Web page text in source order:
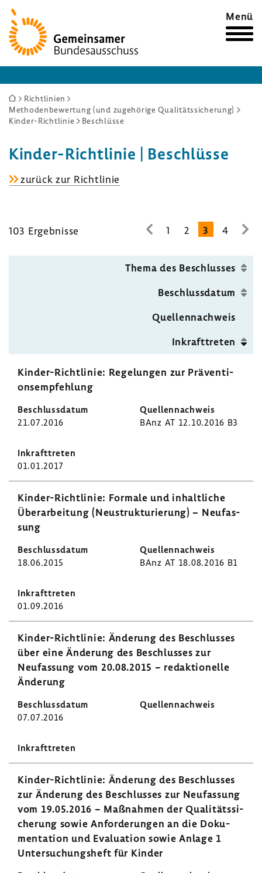
Zur
Startseite
Menü
Sie
sind
Richtlinien
Methodenbewertung (und zugehörige Qualitätssicherung)
Kinder-Richtlinie
Beschlüsse
Kinder-​Richtlinie | Beschlüsse
zurück zur Richt­linie
103 Ergeb­nisse
zur
rigen
Seite
1 2 3 4
zur
Thema des Beschlusses
Beschluss­datum
Quel­len­nach­weis
Inkraft­treten
Kinder-​Richtlinie: Rege­lungen zur Präven­ti­
ons­emp­feh­lung
21.07.2016 BAnz AT 12.10.2016 B3
01.01.2017
Kinder-​Richtlinie: Formale und inhalt­liche
Über­ar­bei­tung (Neustruk­tu­rie­rung) − Neufas­
sung
18.06.2015 BAnz AT 18.08.2016 B1
01.09.2016
Kinder-​Richtlinie: Ände­rung des Beschlusses
über eine Ände­rung des Beschlusses zur
Neufas­sung vom 20.08.2015 − redak­tio­nelle
Ände­rung
07.07.2016
Kinder-​Richtlinie: Ände­rung des Beschlusses
zur Ände­rung des Beschlusses zur Neufas­sung
vom 19.05.2016 − Maßnahmen der Quali­täts­si­
che­rung sowie Anfor­de­rungen an die Doku­
men­ta­tion und Evalua­tion sowie Anlage 1
Unter­su­chungs­heft für Kinder